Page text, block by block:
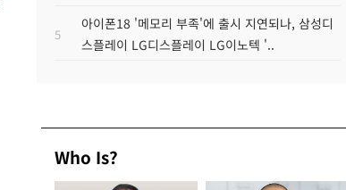
5
아이폰18 '메모리 부족'에 출시 지연되나, 삼성디
스플레이 LG디스플레이 LG이노텍 '..
Who Is?